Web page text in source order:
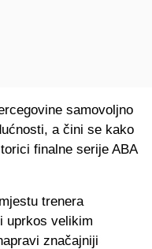
samovoljno
a čini se kako
finalne serije ABA
trenera
uprkos velikim
značajniji